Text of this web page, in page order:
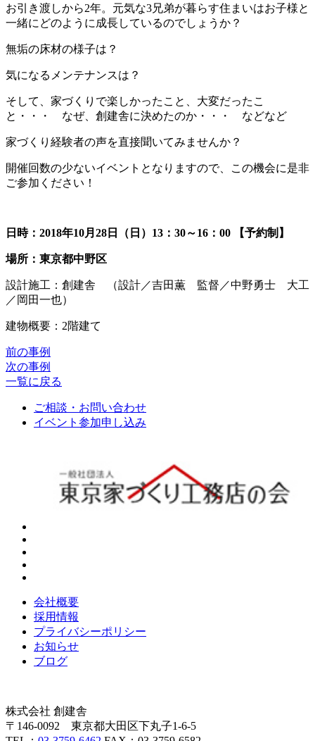
お引き渡しから2年。元気な3兄弟が暮らす住まいはお子様と
一緒にどのように成長しているのでしょうか？
無垢の床材の様子は？
気になるメンテナンスは？
そして、家づくりで楽しかったこと、大変だったこ
と・・・ なぜ、創建舎に決めたのか・・・ などなど
家づくり経験者の声を直接聞いてみませんか？
開催回数の少ないイベントとなりますので、この機会に是非
ご参加ください！
日時：2018年10月28日（日）13：30～16：00 【予約制】
場所：東京都中野区
設計施工：創建舎 （設計／吉田薫 監督／中野勇士 大工
／岡田一也）
建物概要：2階建て
前の事例
次の事例
一覧に戻る
ご相談・お問い合わせ
イベント参加申し込み
会社概要
採用情報
プライバシーポリシー
お知らせ
ブログ
株式会社 創建舎
〒146-0092 東京都大田区下丸子1-6-5